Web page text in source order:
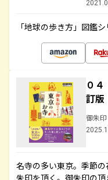
「地球の歩き方」図鑑
０
訂版
御朱印
名寺の多い東京。季節
朱印を頂く。御朱印の